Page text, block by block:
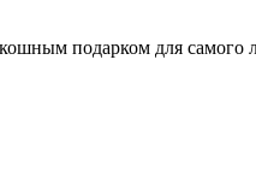
подарком для самого